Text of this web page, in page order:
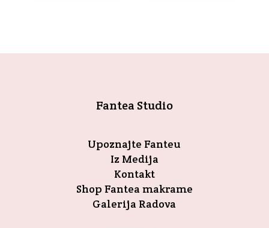
Fantea Studio
Upoznajte Fanteu
Iz Medija
Kontakt
Shop Fantea makrame
Galerija Radova